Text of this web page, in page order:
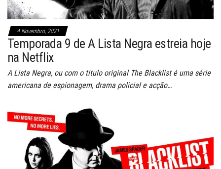
4 Novembro, 2021
Temporada 9 de A Lista Negra estreia hoje
na Netflix
A Lista Negra, ou com o titulo original The Blacklist é uma série
americana de espionagem, drama policial e acção…